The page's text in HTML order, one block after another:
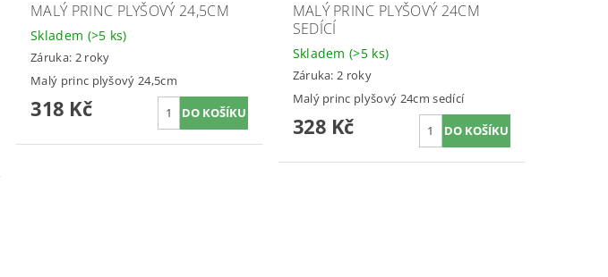
MALÝ PRINC PLYŠOVÝ 24,5CM
Skladem (>5 ks)
Záruka: 2 roky
Malý princ plyšový 24,5cm
318 Kč
MALÝ PRINC PLYŠOVÝ 24CM
SEDÍCÍ
Skladem(>5 ks)
Záruka: 2 roky
Malý princ plyšový 24cm sedící
328 Kč